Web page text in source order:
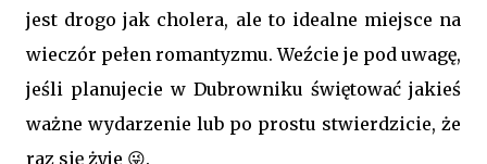
jest drogo jak cholera, ale to idealne miejsce na
wieczór pełen romantyzmu. Weźcie je pod uwagę,
jeśli planujecie w Dubrowniku świętować jakieś
ważne wydarzenie lub po prostu stwierdzicie, że
raz się żyje 😜.